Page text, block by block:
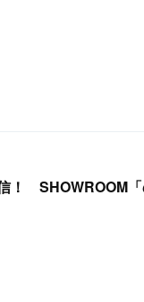
！ SHOWROOM